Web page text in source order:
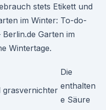
stets Etikett und
im Winter: To-do-
Garten im
Wintertage.
Die
enthalten
e Säure